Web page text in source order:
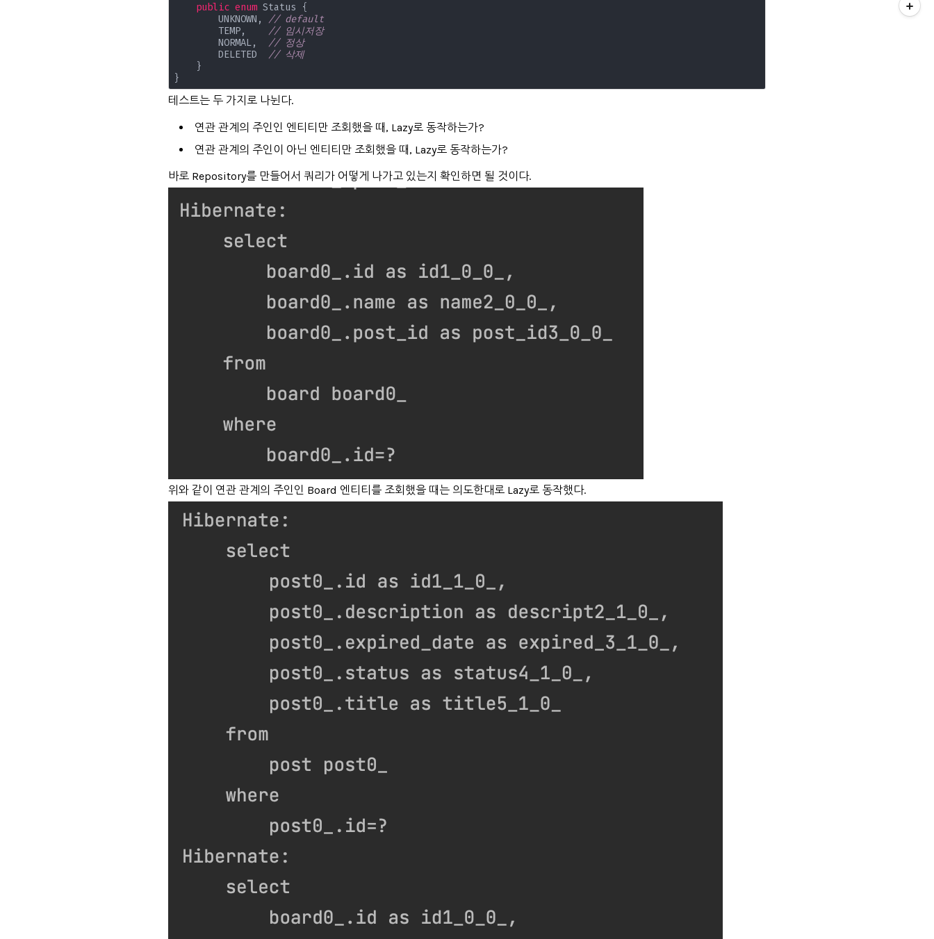
public enum Status {
        UNKNOWN,
// default
        TEMP,
// 임시저장
        NORMAL,
// 정상
        DELETED
// 삭제
    }
}
테스트는 두 가지로 나뉜다.
연관 관계의 주인인 엔티티만 조회했을 때, Lazy로 동작하는가?
연관 관계의 주인이 아닌 엔티티만 조회했을 때, Lazy로 동작하는가?
바로 Repository를 만들어서 쿼리가 어떻게 나가고 있는지 확인하면 될 것이다.
위와 같이 연관 관계의 주인인 Board 엔티티를 조회했을 때는 의도한대로 Lazy로 동작했다.